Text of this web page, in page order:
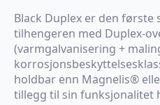
Black Duplex er den
tilhengeren med Duplex-
(varmgalvanisering +
holdbar enn Magnelis®
tillegg til sin funksjonalitet